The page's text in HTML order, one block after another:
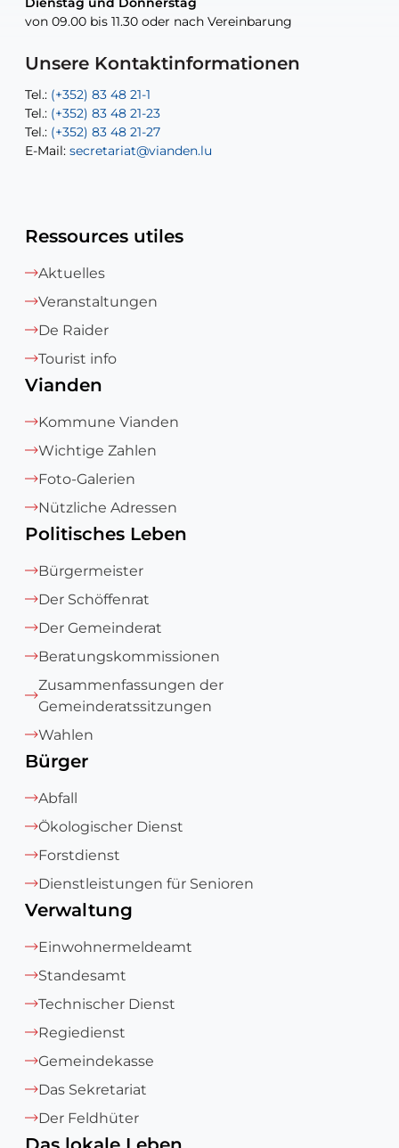
von 09.00 bis 11.30 oder nach Vereinbarung
Unsere Kontaktinformationen
Tel.: (+352) 83 48 21-1
Tel.: (+352) 83 48 21-23
Tel.: (+352) 83 48 21-27
E-Mail: secretariat@vianden.lu
von 09.00 bis 11.30 oder nach Vereinbarung
Tel.: (+352) 83 48 21-20
Tel.: (+352) 83 48 21-22
E-Mail:sofia.carvalho@vianden.lu
E-Mail: diane.storn@vianden.lu
Tel.: (+352) 83 48 21-24
E-Mail: aisha.abdullah@vianden.lu
E-Mail:jos.cormemans@vianden.lu
Tel.: (+352) 83 48 21-51
E-Mail:atelier@vianden.lu
Ressources utiles
Aktuelles
Veranstaltungen
De Raider
Tourist info
Vianden
Kommune Vianden
Wichtige Zahlen
Foto-Galerien
Nützliche Adressen
Politisches Leben
Bürgermeister
Der Schöffenrat
Der Gemeinderat
Beratungskommissionen
Zusammenfassungen der
Gemeinderatssitzungen
Wahlen
Bürger
Abfall
Ökologischer Dienst
Forstdienst
Dienstleistungen für Senioren
Verwaltung
Einwohnermeldeamt
Standesamt
Technischer Dienst
Regiedienst
Gemeindekasse
Das Sekretariat
Der Feldhüter